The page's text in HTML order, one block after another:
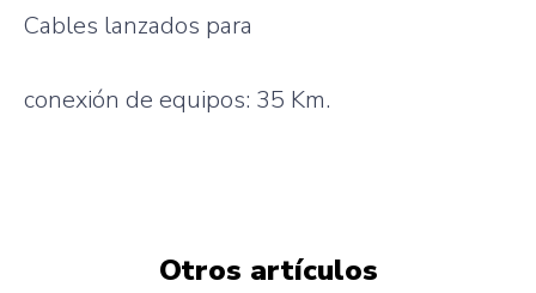
Cables lanzados para
conexión de equipos: 35 Km.
Otros artículos